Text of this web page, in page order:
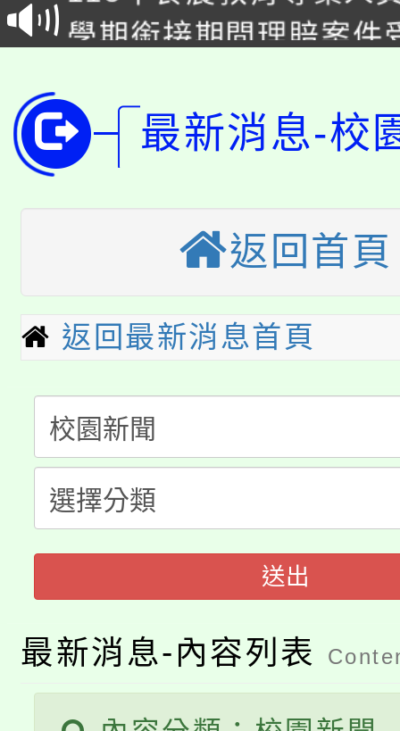
程
學期銜接期間理賠案件
版
公告本校115學年度第
代理(課)教師甄選結果(
「2026金融保險知識
車」活動
生本土語及新住民語歌
公告本校115學年度第
代理(課)教師甄選結果(
代理(課)教師甄選結果(
轉知中國文化大學推廣
程，歡迎學生輔導中心
心理、諮商輔導、社會
系所師生報名參加。
會
115年食農教育專業人
程
學期銜接期間理賠案件
學籍身 分審查程序及
版
淨零綠領人才培育課程
公告本校115學年度第
代理(課)教師甄選結果(
「2026金融保險知識
車」活動
桃園市115學年度學生
生本土語及新住民語歌
公告本校115學年度第
最新消息-校
返回首頁
返回最新消息首頁
送出
最新消息-內容列表